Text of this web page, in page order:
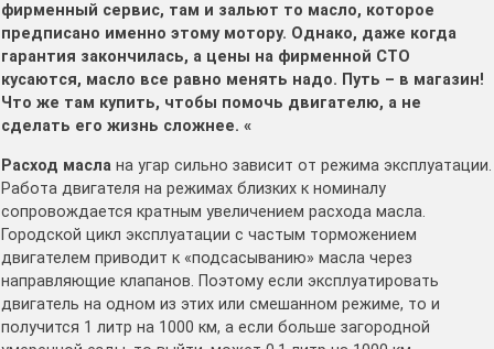
фирменный сервис, там и зальют то масло, которое
предписано именно этому мотору. Однако, даже когда
гарантия закончилась, а цены на фирменной СТО
кусаются, масло все равно менять надо. Путь – в магазин!
Что же там купить, чтобы помочь двигателю, а не
сделать его жизнь сложнее. «
Расход масла на угар сильно зависит от режима эксплуатации.
Работа двигателя на режимах близких к номиналу
сопровождается кратным увеличением расхода масла.
Городской цикл эксплуатации с частым торможением
двигателем приводит к «подсасыванию» масла через
направляющие клапанов. Поэтому если эксплуатировать
двигатель на одном из этих или смешанном режиме, то и
получится 1 литр на 1000 км, а если больше загородной